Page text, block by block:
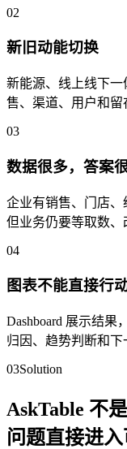
02
新旧动能切换
新能源、线上线下
售、渠道、用户和留
03
数据很多，答案
企业有销售、门店、
但业务仍要等取数、
04
图表不能直接行
Dashboard 展示结果
归因、趋势判断和下
03Solution
AskTable 不
问题直接进入